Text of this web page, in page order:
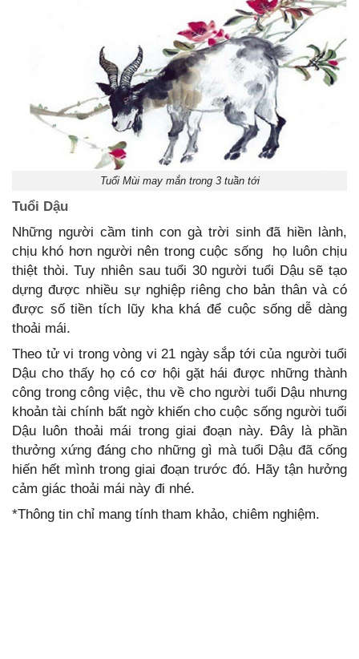
Tuổi Mùi may mắn trong 3 tuần tới
Tuổi Dậu
Những người cầm tinh con gà trời sinh đã hiền lành,
chịu khó hơn người nên trong cuộc sống họ luôn chịu
thiệt thòi. Tuy nhiên sau tuổi 30 người tuổi Dậu sẽ tạo
dựng được nhiều sự nghiệp riêng cho bản thân và có
được số tiền tích lũy kha khá để cuộc sống dễ dàng
thoải mái.
Theo tử vi trong vòng vi 21 ngày sắp tới của người tuổi
Dậu cho thấy họ có cơ hội gặt hái được những thành
công trong công việc, thu về cho người tuổi Dậu nhưng
khoản tài chính bất ngờ khiến cho cuộc sống người tuổi
Dậu luôn thoải mái trong giai đoạn này. Đây là phần
thưởng xứng đáng cho những gì mà tuổi Dậu đã cống
hiến hết mình trong giai đoạn trước đó. Hãy tận hưởng
cảm giác thoải mái này đi nhé.
*Thông tin chỉ mang tính tham khảo, chiêm nghiệm.